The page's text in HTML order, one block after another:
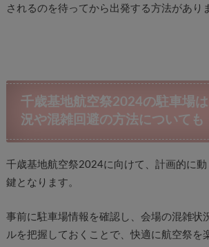
されるのを待ってから出発する方法があり
千歳基地航空祭2024の駐車場
況や混雑回避の方法についても
千歳基地航空祭2024に向けて、計画的に
鍵となります。
事前に駐車場情報を確認し、会場の混雑状
ルを把握しておくことで、快適に航空祭を